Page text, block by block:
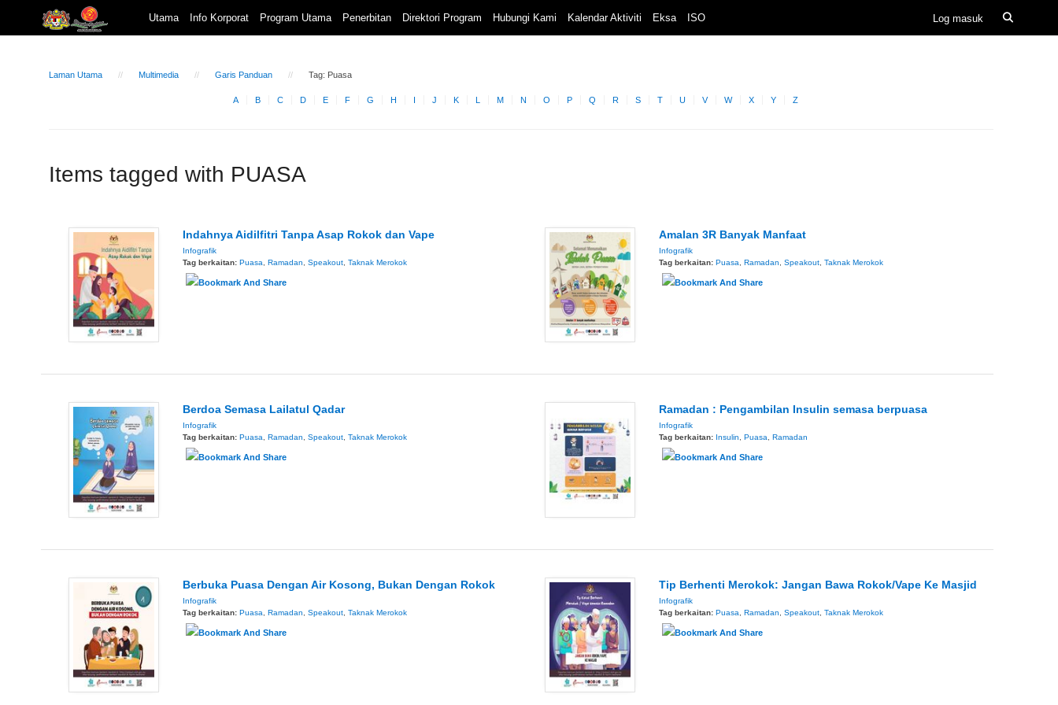
Utama Info Korporat Program Utama Penerbitan Direktori Program Hubungi Kami Kalendar Aktiviti Eksa ISO
Laman Utama Multimedia Garis Panduan Tag: Puasa
A B C D E F G H I J K L M N O P Q R S T U V W X Y Z
Items tagged with PUASA
Indahnya Aidilfitri Tanpa Asap Rokok dan Vape
Infografik
Tag berkaitan: Puasa Ramadan Speakout Taknak Merokok
Amalan 3R Banyak Manfaat
Infografik
Tag berkaitan: Puasa Ramadan Speakout Taknak Merokok
Berdoa Semasa Lailatul Qadar
Infografik
Tag berkaitan: Puasa, Ramadan, Speakout, Taknak Merokok
Ramadan : Pengambilan Insulin semasa berpuasa
Infografik
Tag berkaitan: Insulin, Puasa, Ramadan
Berbuka Puasa Dengan Air Kosong, Bukan Dengan Rokok
Infografik
Tag berkaitan: Puasa Ramadan Speakout Taknak Merokok
Tip Berhenti Merokok: Jangan Bawa Rokok/Vape Ke Masjid
Infografik
Tag berkaitan: Puasa Ramadan Speakout Taknak Merokok